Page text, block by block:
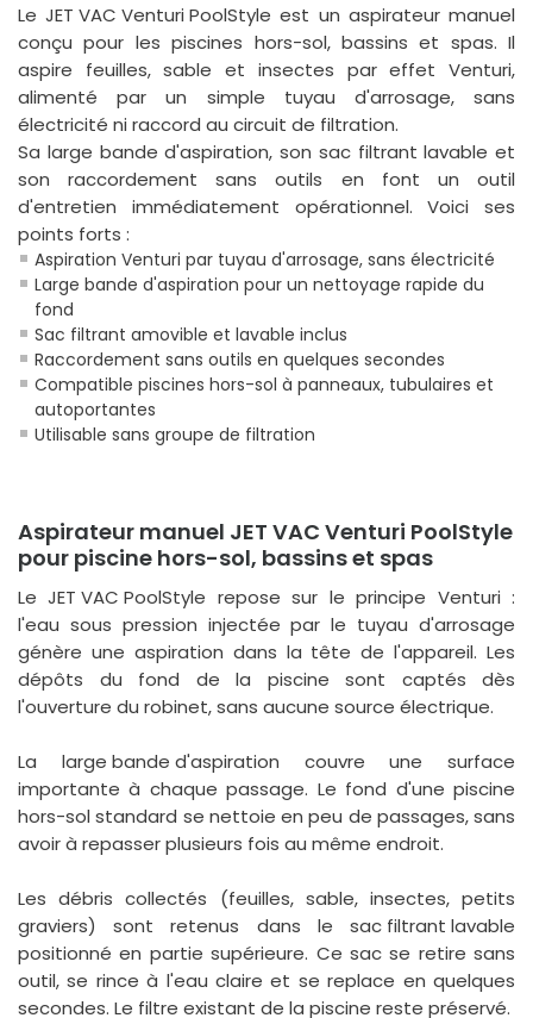
LeJET VAC Venturi PoolStyle est un aspirateur manuel
conçu pour les piscines hors-sol, bassins et spas. Il
aspire feuilles, sable et insectes par effet Venturi,
alimenté par un simple tuyau d'arrosage, sans
électricité ni raccord au circuit de filtration.
Sa large bande d'aspiration, son sac filtrant lavable et
son raccordement sans outils en font un outil
d'entretien immédiatement opérationnel. Voici ses
points forts :
Aspiration Venturi par tuyau d'arrosage, sans électricité
Large bande d'aspiration pour un nettoyage rapide du
fond
Sac filtrant amovible et lavable inclus
Raccordement sans outils en quelques secondes
Compatible piscines hors-sol à panneaux, tubulaires et
autoportantes
Utilisable sans groupe de filtration
Aspirateur manuel JET VAC Venturi PoolStyle
pour piscine hors-sol, bassins et spas
LeJET VAC PoolStyle repose sur le principe Venturi :
l'eau sous pression injectée par le tuyau d'arrosage
génère une aspiration dans la tête de l'appareil. Les
dépôts du fond de la piscine sont captés dès
l'ouverture du robinet, sans aucune source électrique.
La large bande d'aspiration couvre une surface
importante à chaque passage. Le fond d'une piscine
hors-sol standard se nettoie en peu de passages, sans
avoir à repasser plusieurs fois au même endroit.
Les débris collectés (feuilles, sable, insectes, petits
graviers) sont retenus dans le sac filtrant lavable
positionné en partie supérieure. Ce sac se retire sans
outil, se rince à l'eau claire et se replace en quelques
secondes. Le filtre existant de la piscine reste préservé.